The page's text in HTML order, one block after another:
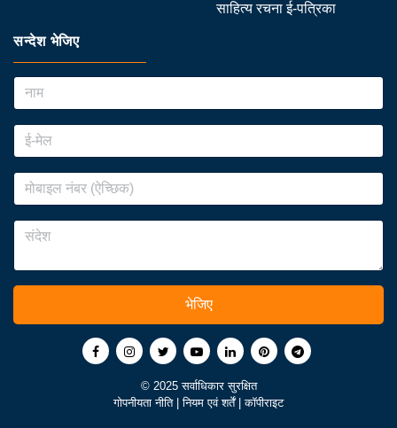
साहित्य रचना ई-पत्रिका
सन्देश भेजिए
भेजिए
© 2025 सर्वाधिकार सुरक्षित
गोपनीयता नीति |नियम एवं शर्तें |कॉपीराइट